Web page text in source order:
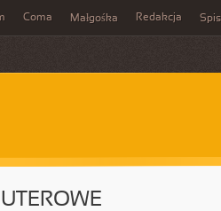
Coma Małgośka Redakcja